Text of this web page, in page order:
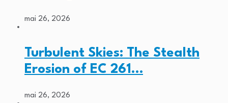
mai 26, 2026
Turbulent Skies: The Stealth
Erosion of EC 261…
mai 26, 2026